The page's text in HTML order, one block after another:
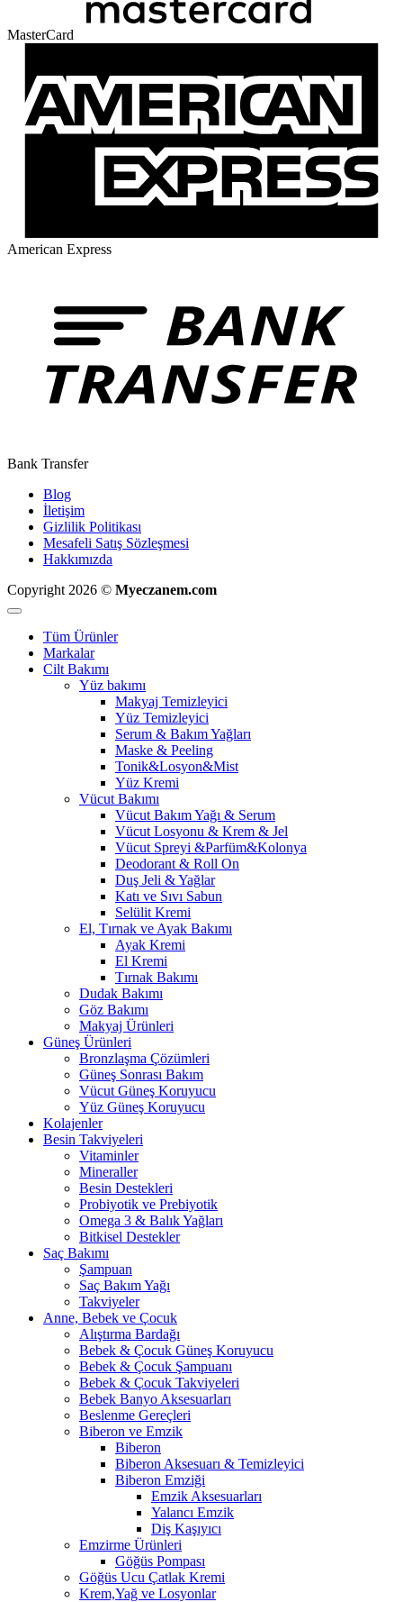
MasterCard
American Express
Bank Transfer
Blog
İletişim
Gizlilik Politikası
Mesafeli Satış Sözleşmesi
Hakkımızda
Copyright 2026 © Myeczanem.com
Tüm Ürünler
Markalar
Cilt Bakımı
Yüz bakımı
Makyaj Temizleyici
Yüz Temizleyici
Serum & Bakım Yağları
Maske & Peeling
Tonik&Losyon&Mist
Yüz Kremi
Vücut Bakımı
Vücut Bakım Yağı & Serum
Vücut Losyonu & Krem & Jel
Vücut Spreyi &Parfüm&Kolonya
Deodorant & Roll On
Duş Jeli & Yağlar
Katı ve Sıvı Sabun
Selülit Kremi
El, Tırnak ve Ayak Bakımı
Ayak Kremi
El Kremi
Tırnak Bakımı
Dudak Bakımı
Göz Bakımı
Makyaj Ürünleri
Güneş Ürünleri
Bronzlaşma Çözümleri
Güneş Sonrası Bakım
Vücut Güneş Koruyucu
Yüz Güneş Koruyucu
Kolajenler
Besin Takviyeleri
Vitaminler
Mineraller
Besin Destekleri
Probiyotik ve Prebiyotik
Omega 3 & Balık Yağları
Bitkisel Destekler
Saç Bakımı
Şampuan
Saç Bakım Yağı
Takviyeler
Anne, Bebek ve Çocuk
Alıştırma Bardağı
Bebek & Çocuk Güneş Koruyucu
Bebek & Çocuk Şampuanı
Bebek & Çocuk Takviyeleri
Bebek Banyo Aksesuarları
Beslenme Gereçleri
Biberon ve Emzik
Biberon
Biberon Aksesuarı & Temizleyici
Biberon Emziği
Emzik Aksesuarları
Yalancı Emzik
Diş Kaşıyıcı
Emzirme Ürünleri
Göğüs Pompası
Göğüs Ucu Çatlak Kremi
Krem,Yağ ve Losyonlar